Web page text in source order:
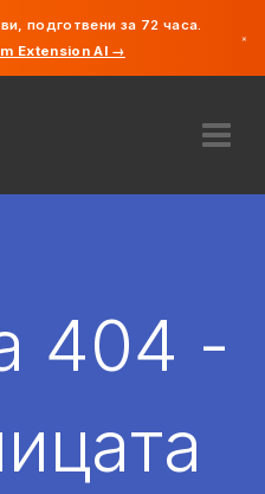
подготвени за 72 часа.
Extension AI →
×
404 -